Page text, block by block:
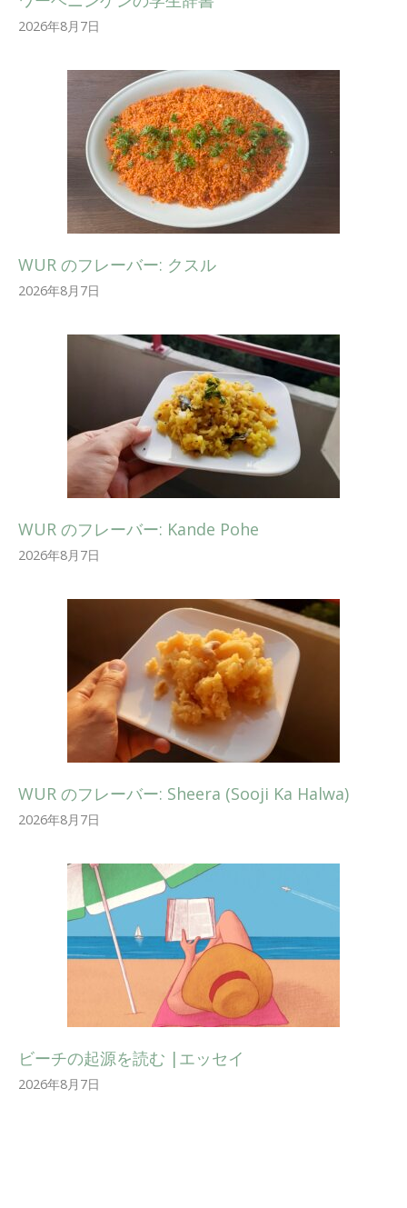
2026年8月7日
WUR のフレーバー: クスル
2026年8月7日
WUR のフレーバー: Kande Pohe
2026年8月7日
WUR のフレーバー: Sheera (Sooji Ka Halwa)
2026年8月7日
ビーチの起源を読む |エッセイ
2026年8月7日